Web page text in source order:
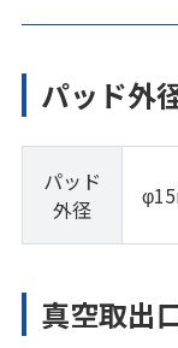
パッド外
パッド
外径
真空取出